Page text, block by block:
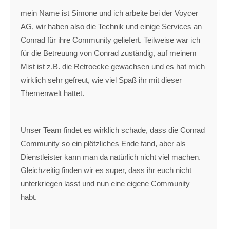
mein Name ist Simone und ich arbeite bei der Voycer
AG, wir haben also die Technik und einige Services an
Conrad für ihre Community geliefert. Teilweise war ich
für die Betreuung von Conrad zuständig, auf meinem
Mist ist z.B. die Retroecke gewachsen und es hat mich
wirklich sehr gefreut, wie viel Spaß ihr mit dieser
Themenwelt hattet.
Unser Team findet es wirklich schade, dass die Conrad
Community so ein plötzliches Ende fand, aber als
Dienstleister kann man da natürlich nicht viel machen.
Gleichzeitig finden wir es super, dass ihr euch nicht
unterkriegen lasst und nun eine eigene Community
habt.